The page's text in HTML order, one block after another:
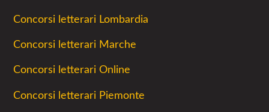
Concorsi letterari Lombardia
Concorsi letterari Marche
Concorsi letterari Online
Concorsi letterari Piemonte